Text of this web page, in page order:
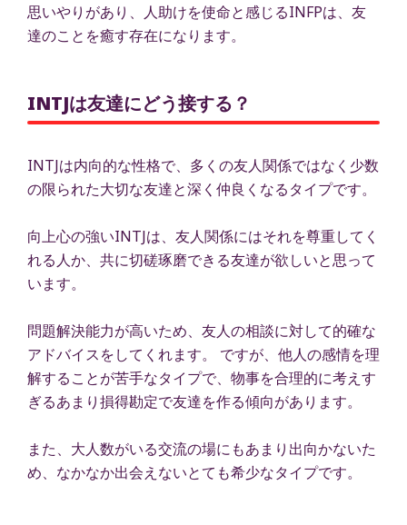
思いやりがあり、人助けを使命と感じるINFPは、友
達のことを癒す存在になります。
INTJは友達にどう接する？
INTJは内向的な性格で、多くの友人関係ではなく少数
の限られた大切な友達と深く仲良くなるタイプです。
向上心の強いINTJは、友人関係にはそれを尊重してく
れる人か、共に切磋琢磨できる友達が欲しいと思って
います。
問題解決能力が高いため、友人の相談に対して的確な
アドバイスをしてくれます。 ですが、他人の感情を理
解することが苦手なタイプで、物事を合理的に考えす
ぎるあまり損得勘定で友達を作る傾向があります。
また、大人数がいる交流の場にもあまり出向かないた
め、なかなか出会えないとても希少なタイプです。